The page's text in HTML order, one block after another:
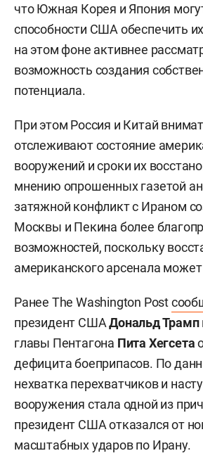
что Южная Корея и Япония
способности США обеспечить
на этом фоне активнее
возможность создания
потенциала.
При этом Россия и Китай
отслеживают состояние
вооружений и сроки их
мнению опрошенных газетой
затяжной конфликт с Ираном
Москвы и Пекина более
возможностей, поскольку
американского арсенала
Ранее The Washington Post
президент СШАДональд Трамп
главы Пентагона Пита Хегсета
дефицита боеприпасов. По
нехватка перехватчиков и
вооружения стала одной из
президент США отказался от
масштабных ударов по Ирану.